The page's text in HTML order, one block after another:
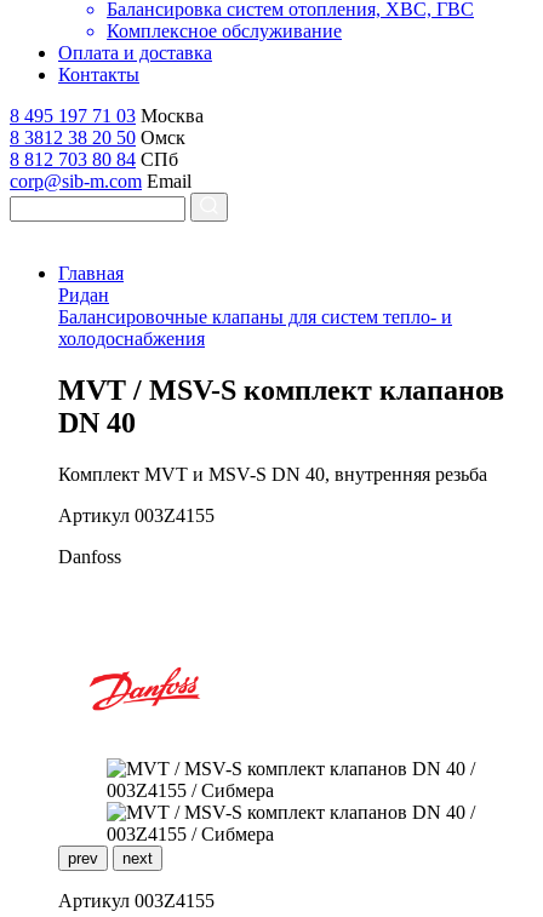
Балансировка систем отопления, ХВС, ГВС
Комплексное обслуживание
Оплата и доставка
Контакты
8 495 197 71 03 Москва
8 3812 38 20 50 Омск
8 812 703 80 84 СПб
corp@sib-m.com Email
Главная
Ридан
Балансировочные клапаны для систем тепло- и
холодоснабжения
MVT / MSV-S комплект клапанов
DN 40
Комплект MVT и MSV-S DN 40, внутренняя резьба
Артикул 003Z4155
Danfoss
prev next
Артикул 003Z4155